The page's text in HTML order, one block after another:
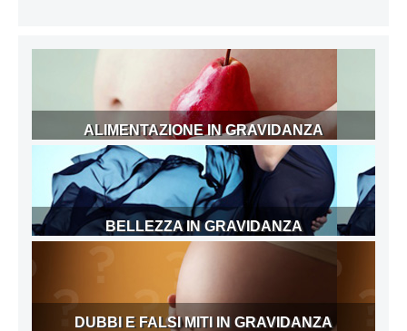
ALIMENTAZIONE IN GRAVIDANZA
BELLEZZA IN GRAVIDANZA
DUBBI E FALSI MITI IN GRAVIDANZA